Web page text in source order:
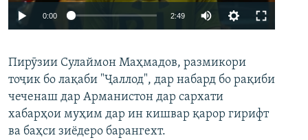
Auto 240p 360p 480p
720p 1080p
0:00 2:49
360p
480p
Пирӯзии Сулаймон Маҳмадов, размикори
тоҷик бо лақаби "Ҷаллод", дар набард бо рақиби
чеченаш дар Арманистон дар сархати
хабарҳои муҳим дар ин кишвар қарор гирифт
ва баҳси зиёдеро барангехт.